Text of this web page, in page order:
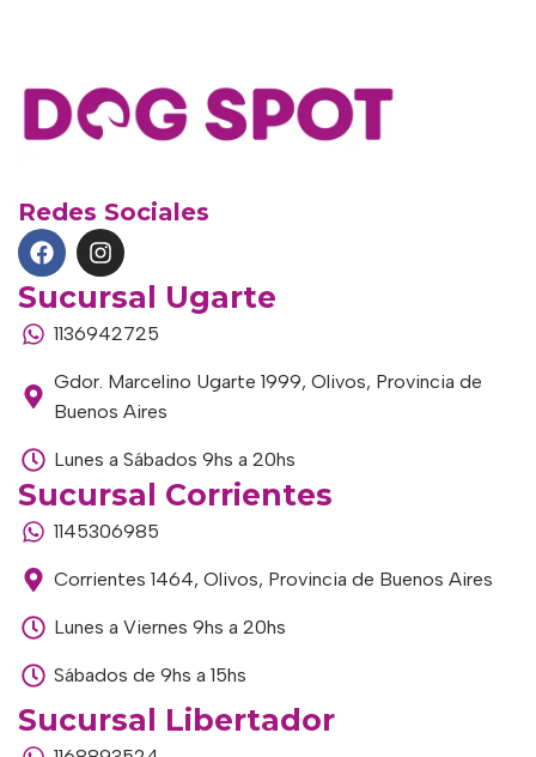
Redes Sociales
Sucursal Ugarte
1136942725
Gdor. Marcelino Ugarte 1999, Olivos, Provincia de
Buenos Aires
Lunes a Sábados 9hs a 20hs
Sucursal Corrientes
1145306985
Corrientes 1464, Olivos, Provincia de Buenos Aires
Lunes a Viernes 9hs a 20hs
Sábados de 9hs a 15hs
Sucursal Libertador